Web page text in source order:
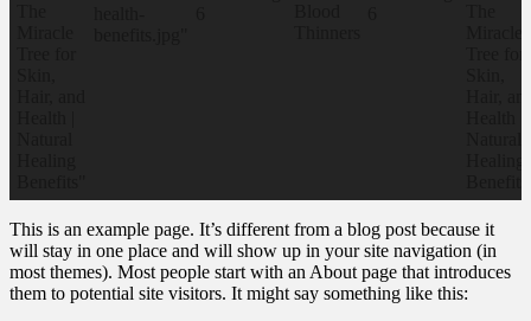
This is an example page. It’s different from a blog post because it
will stay in one place and will show up in your site navigation (in
most themes). Most people start with an About page that introduces
them to potential site visitors. It might say something like this: